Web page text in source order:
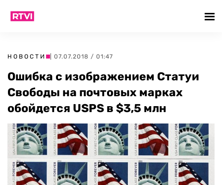
НОВОСТИ | 07.07.2018 / 01:47
Ошибка с изображением Статуи
Свободы на почтовых марках
обойдется USPS в $3,5 млн